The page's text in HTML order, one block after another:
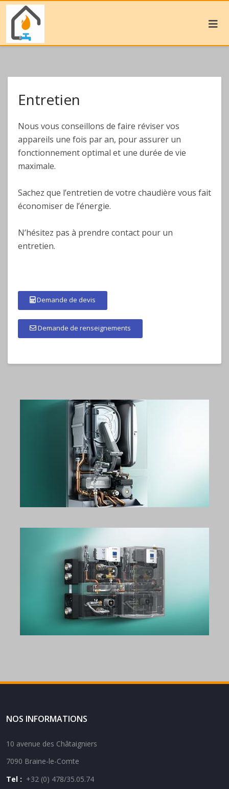
Entretien
Nous vous conseillons de faire réviser vos
appareils une fois par an, pour assurer un
fonctionnement optimal et une durée de vie
maximale.
Sachez que l’entretien de votre chaudière vous fait
économiser de l’énergie.
N’hésitez pas à prendre contact pour un
entretien.
Demande de devis
Demande de renseignements
NOS INFORMATIONS
10 avenue des Châtaigniers
7090 Braine-le-Comte
Tel : +32 (0) 478/35.05.74